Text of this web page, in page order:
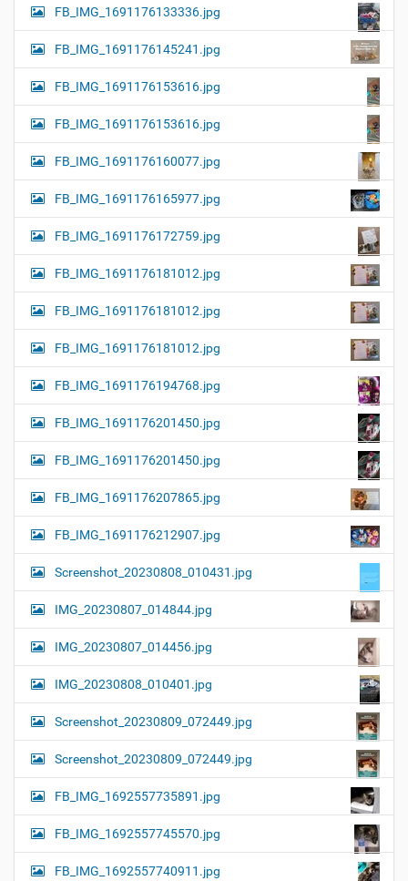
FB_IMG_1691176133336.jpg
FB_IMG_1691176145241.jpg
FB_IMG_1691176153616.jpg
FB_IMG_1691176153616.jpg
FB_IMG_1691176160077.jpg
FB_IMG_1691176165977.jpg
FB_IMG_1691176172759.jpg
FB_IMG_1691176181012.jpg
FB_IMG_1691176181012.jpg
FB_IMG_1691176181012.jpg
FB_IMG_1691176194768.jpg
FB_IMG_1691176201450.jpg
FB_IMG_1691176201450.jpg
FB_IMG_1691176207865.jpg
FB_IMG_1691176212907.jpg
Screenshot_20230808_010431.jpg
IMG_20230807_014844.jpg
IMG_20230807_014456.jpg
IMG_20230808_010401.jpg
Screenshot_20230809_072449.jpg
Screenshot_20230809_072449.jpg
FB_IMG_1692557735891.jpg
FB_IMG_1692557745570.jpg
FB_IMG_1692557740911.jpg